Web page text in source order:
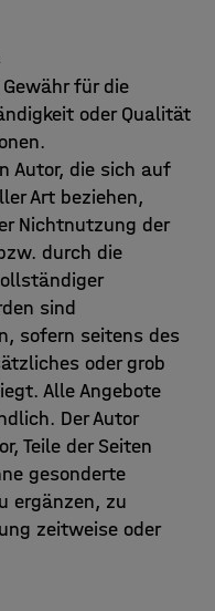
für die
oder Qualität
Autor, die sich auf
Art beziehen,
Nichtnutzung der
durch die
sind
sofern seitens des
oder grob
Alle Angebote
Der Autor
Teile der Seiten
gesonderte
ergänzen, zu
zeitweise oder